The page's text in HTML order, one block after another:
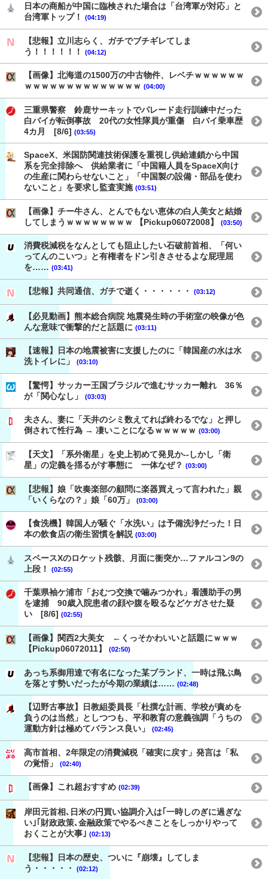
日本の商船が中国に臨検された場合は「台湾軍が対応」と
台湾軍トップ！
(04:19)
【悲報】立川志らく、ガチでブチギレてしま
う！！！！！！
(04:12)
【画像】北海道の1500万の中古物件、レベチｗｗｗｗｗｗ
ｗｗｗｗｗｗｗｗｗｗｗｗｗｗ (04:00)
三重県警察 鈴鹿サーキットでパレード走行訓練中だった
白バイが転倒事故 20代の女性隊員が重傷 白バイ乗車歴
4カ月 [8/6] (03:55)
SpaceX、米国防関連技術保護を重視し供給連鎖から中国
系を完全排除へ 供給業者に「中国籍人員をSpaceX向け
の生産に関わらせないこと」「中国製の設備・部品を使わ
ないこと」を要求し監査実施 (03:51)
【画像】チー牛さん、とんでもない恵体の白人美女と結婚
してしまうｗｗｗｗｗｗｗｗ 【Pickup06072008】
(03:50)
消費税減税をなんとしても阻止したい石破前首相、「何い
ってんのこいつ」と有権者をドン引きさせるよな屁理屈
を…… (03:41)
【悲報】共同通信、ガチで逝く・・・・・・ (03:12)
【必見動画】熊本総合病院 地震発生時の手術室の映像が色
んな意味で衝撃的だと話題に (03:11)
【速報】日本の地震被害に支援したのに「韓国産の水は水
洗トイレに」
(03:10)
【驚愕】サッカー王国ブラジルで進むサッカー離れ 36％
が「関心なし」
(03:03)
夫さん、妻に「天井のシミ数えてれば終わるでな」と押し
倒されて性行為 → 凄いことになるｗｗｗｗｗ (03:00)
【天文】「系外衛星」を史上初めて発見か--しかし「衛
星」の定義を揺るがす事態に 一体なぜ？ (03:00)
【悲報】娘「吹奏楽部の顧問に楽器買えって言われた」親
「いくらなの？」娘「60万」
(03:00)
【食洗機】韓国人が騒ぐ「水洗い」は予備洗浄だった！日
本の飲食店の衛生習慣を解説 (03:00)
スペースXのロケット残骸、月面に衝突か…ファルコン9の
上段！
(02:55)
千葉県袖ケ浦市「おむつ交換で噛みつかれ」看護助手の男
を逮捕 90歳入院患者の顔や腹を殴るなどケガさせた疑
い [8/6] (02:55)
【画像】関西2大美女 ←くっそかわいいと話題にｗｗｗ
【Pickup06072011】
(02:50)
あっち系御用達で有名になった某ブランド、一時は飛ぶ鳥
を落とす勢いだったが今期の業績は…… (02:48)
【辺野古事故】日教組委員長「杜撰な計画、学校が責めを
負うのは当然」としつつも、平和教育の意義強調「うちの
運動方針は極めてバランス良い」
(02:45)
高市首相、2年限定の消費減税「確実に戻す」発言は「私
の覚悟」
(02:40)
【画像】これ超おすすめ (02:39)
岸田元首相､日米の円買い協調介入は｢一時しのぎに過ぎな
い｣｢財政政策､金融政策でやるべきことをしっかりやって
おくことが大事｣ (02:13)
【悲報】日本の歴史、ついに『崩壊』してしま
う・・・・・
(02:12)